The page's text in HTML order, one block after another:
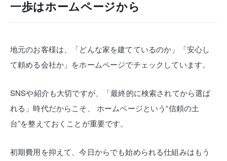
一歩はホームページから
地元のお客様は、「どんな家を建てているのか」「安心し
て頼める会社か」をホームページでチェックしています。
SNSや紹介も大切ですが、「最終的に検索されてから選ば
れる」時代だからこそ、
ホームページという“信頼の土
台”を整えておくことが重要です。
初期費用を抑えて、今日からでも始められる仕組みはもう